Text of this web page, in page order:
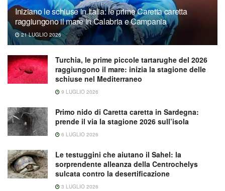
Iniziano le schiuse in Italia: le prime Caretta caretta
raggiungono il mare in Calabria e Campania
21 LUGLIO 2026
Turchia, le prime piccole tartarughe del 2026
raggiungono il mare: inizia la stagione delle
schiuse nel Mediterraneo
9 LUGLIO 2026
Primo nido di Caretta caretta in Sardegna:
prende il via la stagione 2026 sull’isola
6 LUGLIO 2026
Le testuggini che aiutano il Sahel: la
sorprendente alleanza della Centrochelys
sulcata contro la desertificazione
3 LUGLIO 2026